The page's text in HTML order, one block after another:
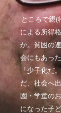
ところで親(
による所得
か。貧困の
会にもあっ
「少子化だ
だ、社会へ
園・学童の
になった子